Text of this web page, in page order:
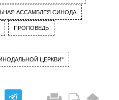
АССАМБЛЕЯ СИНОДА
ПРОПОВЕДЬ
ЦЕРКВИ"